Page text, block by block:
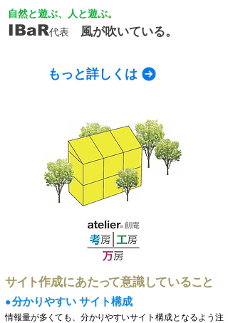
自然と遊ぶ、人と遊ぶ。
IBaR代表 風が吹いている。
もっと詳しくは
サイト作成にあたって意識していること
●分かりやすい サイ ト構成
情報量が多 くて も、分かりやすいサイ ト構成となるよう注